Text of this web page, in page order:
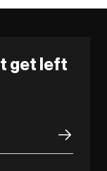
get left